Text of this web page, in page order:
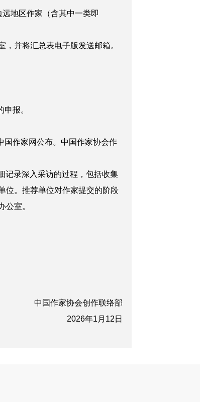
地区作家（含其中一类即
并将汇总表电子版发送邮箱。
报。
作家网公布。中国作家协会作
录深入采访的过程，包括收集
位。推荐单位对作家提交的阶段
公室。
中国作家协会创作联络部
2026年1月12日